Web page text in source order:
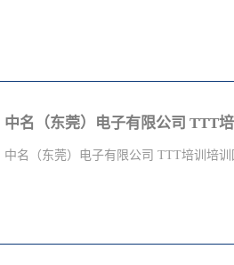
世纪方略专注汽车供应商管理，BYD比
（GE）、福特、现代、丰田、博世、长
业化、技术化的项...
高新技术企业，成立于 2005 年，专注于
注塑等，为客户提供各类定制化的精密
力。
理想汽车审核 华为审核......先后为上海
中名（东莞）电子有限公司 TTT
中名（东莞）电子有限公司 TTT培训培
成立, 是一家在香港上市的集团公司